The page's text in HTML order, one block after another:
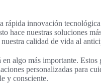
rápida innovación
hace nuestras soluciones
calidad de vida al
algo más importante. Estos
personalizadas para
y consciente.